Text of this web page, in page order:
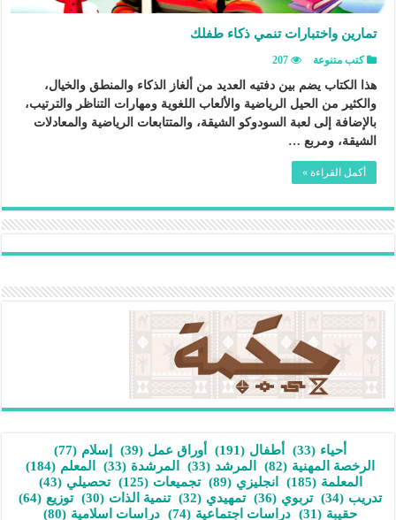
تمارين واختبارات تنمي ذكاء طفلك
كتب متنوعة 207
هذا الكتاب يضم بين دفتيه العديد من ألغاز الذكاء والمنطق والخيال،
والكثير من الحيل الرياضية والألعاب اللغوية ومهارات التناظر والترتيب،
بالإضافة إلى لعبة السودوكو الشيقة، والمتتابعات الرياضية والمعادلات
الشيقة، ومربع …
أكمل القراءة »
أحياء (33) أطفال (191) أوراق عمل (39) إسلام (77)
الرخصة المهنية (82) المرشد (33) المرشدة (33) المعلم (184)
المعلمة (185) انجليزي (89) تجميعات (125) تحصيلي (43)
تدريب (34) تربوي (36) تمهيدي (32) تنمية الذات (30) توزيع (64)
حقيبة (31) دراسات اجتماعية (74) دراسات اسلامية (80)